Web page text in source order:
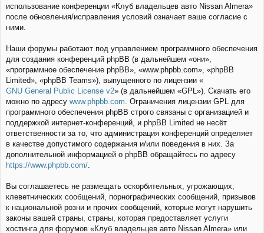
использование конференции «Клуб владельцев авто Nissan Almera»
после обновления/исправления условий означает ваше согласие с
ними.
Наши форумы работают под управлением программного обеспечения
для создания конференций phpBB (в дальнейшем «они»,
«программное обеспечение phpBB», «www.phpbb.com», «phpBB
Limited», «phpBB Teams»), выпущенного по лицензии «
GNU General Public License v2» (в дальнейшем «GPL»). Скачать его
можно по адресу www.phpbb.com. Ограничения лицензии GPL для
программного обеспечения phpBB строго связаны с организацией и
поддержкой интернет-конференций, и phpBB Limited не несёт
ответственности за то, что администрация конференций определяет
в качестве допустимого содержания и/или поведения в них. За
дополнительной информацией о phpBB обращайтесь по адресу
https://www.phpbb.com/.
Вы соглашаетесь не размещать оскорбительных, угрожающих,
клеветнических сообщений, порнографических сообщений, призывов
к национальной розни и прочих сообщений, которые могут нарушить
законы вашей страны, страны, которая предоставляет услуги
хостинга для форумов «Клуб владельцев авто Nissan Almera» или